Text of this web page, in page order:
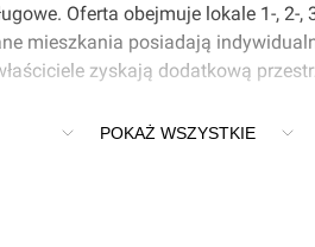
Oferta obejmuje lokale 1-, 2-,
mieszkania posiadają
zyskają dodatkową
POKAŻ WSZYSTKIE